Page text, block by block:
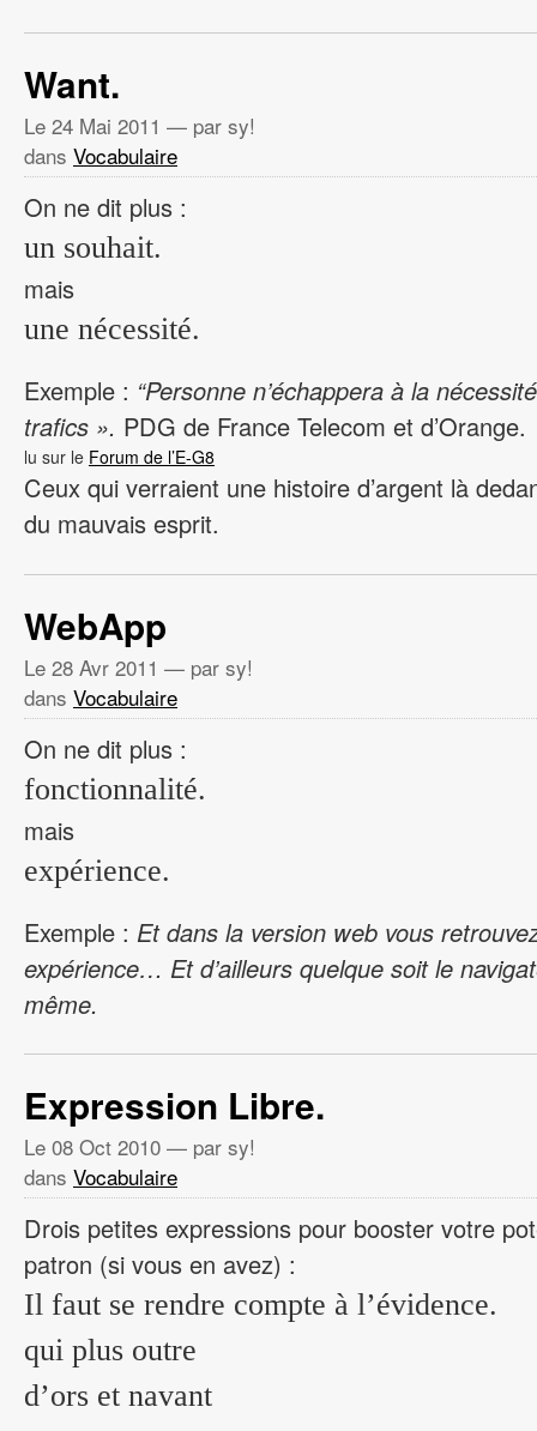
Want.
Le 24 Mai 2011 — par sy!
dans Vocabulaire
On ne dit plus :
un souhait.
mais
une nécessité.
Exemple : “Personne n’échappera à la
trafics ». PDG de France Telecom et d’Orange.
lu sur le Forum de l’E-G8
Ceux qui verraient une histoire d’argent là
du mauvais esprit.
WebApp
Le 28 Avr 2011 — par sy!
dans Vocabulaire
On ne dit plus :
fonctionnalité.
mais
expérience.
Exemple : Et dans la version web vous
expérience… Et d’ailleurs quelque soit le
même.
Expression Libre.
Le 08 Oct 2010 — par sy!
dans Vocabulaire
Drois petites expressions pour booster votre
patron (si vous en avez) :
Il faut se rendre compte à l’évidence.
qui plus outre
d’ors et navant